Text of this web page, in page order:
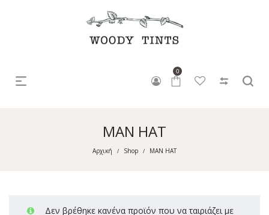
0
MAN HAT
Αρχική / Shop / MAN HAT
Δεν βρέθηκε κανένα προϊόν που να ταιριάζει με